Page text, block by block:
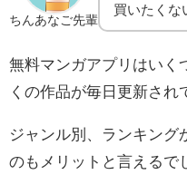
ちんあなご先輩
買いたくな
無料マンガアプリはいく
くの作品が毎日更新され
ジャンル別、ランキング
のもメリットと言えるで